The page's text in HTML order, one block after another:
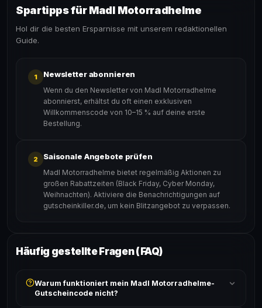
Spartipps für Madl Motorradhelme
Hol dir die besten Ersparnisse mit unserem redaktionellen
Guide.
1 Newsletter abonnieren
Wenn du den Newsletter von Madl Motorradhelme
abonnierst, erhältst du oft einen exklusiven
Willkommenscode von 10–15 % auf deine erste
Bestellung.
2 Saisonale Angebote prüfen
Madl Motorradhelme bietet regelmäßig Aktionen zu
großen Rabattzeiten (Black Friday, Cyber Monday,
Weihnachten). Aktiviere die Benachrichtigungen auf
gutscheinkiller.de, um kein Blitzangebot zu verpassen.
Häufig gestellte Fragen (FAQ)
Warum funktioniert mein Madl Motorradhelme-
Gutscheincode nicht?